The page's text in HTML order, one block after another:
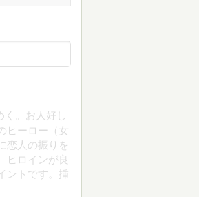
。お人好し
ヒーロー（女
恋人の振りを
ヒロインが良
ントです。挿